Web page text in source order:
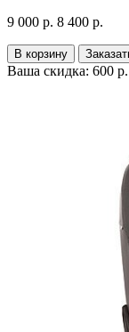
9 000 р. 8 400 р.
В корзину
Ваша скидка: 600 р.